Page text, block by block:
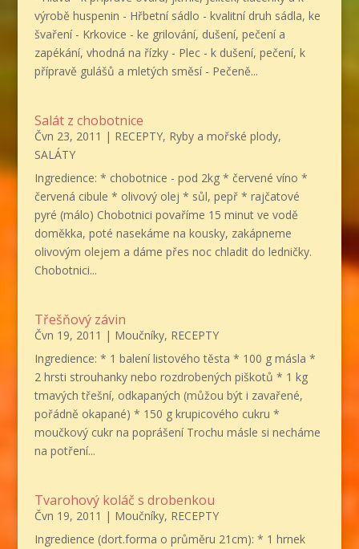
výrobě huspenin - Hřbetní sádlo - kvalitní druh sádla, ke
švaření - Krkovice - ke grilování, dušení, pečení a
zapékání, vhodná na řízky - Plec - k dušení, pečení, k
přípravě gulášů a mletých směsí - Pečeně...
Salát z chobotnice
Čvn 23, 2011 | RECEPTY, Ryby a mořské plody,
SALÁTY
Ingredience: * chobotnice - pod 2kg * červené víno *
červená cibule * olivový olej * sůl, pepř * rajčatové
pyré (málo) Chobotnici povaříme 15 minut ve vodě
doměkka, poté nasekáme na kousky, zakápneme
olivovým olejem a dáme přes noc chladit do ledničky.
Chobotnici...
Třešňový závin
Čvn 19, 2011 | Moučníky, RECEPTY
Ingredience: * 1 balení listového těsta * 100 g másla *
2 hrsti strouhanky nebo rozdrobených piškotů * 1 kg
tmavých třešní, odkapaných (můžou být i zavařené,
pořádně okapané) * 150 g krupicového cukru *
moučkový cukr na poprášení Trochu másle si necháme
na potření...
Tvarohový koláč s drobenkou
Čvn 19, 2011 | Moučníky, RECEPTY
Ingredience (dort.forma o průměru 21cm): * 1 hrnek